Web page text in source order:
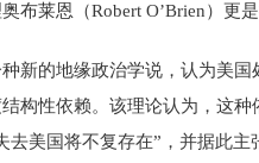
布莱恩（Robert O’Brien）更
新的地缘政治学说，认为美
构性依赖。该理论认为，这
去美国将不复存在”，并据此